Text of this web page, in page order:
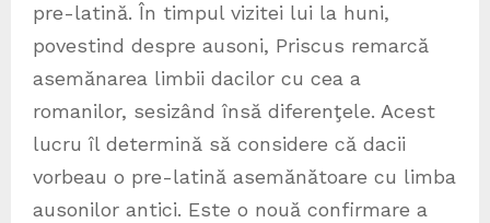
pre-latină. În timpul vizitei lui la huni,
povestind despre ausoni, Priscus remarcă
asemănarea limbii dacilor cu cea a
romanilor, sesizând însă diferenţele. Acest
lucru îl determină să considere că dacii
vorbeau o pre-latină asemănătoare cu limba
ausonilor antici. Este o nouă confirmare a